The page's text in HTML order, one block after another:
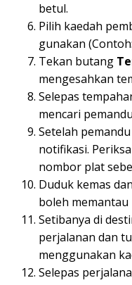
betul.
Pilih kaedah
gunakan
Tekan butang
mengesahkan
Selepas
mencari
Setelah
notifikasi.
nombor plat
Duduk kemas
boleh
Setibanya di
perjalanan dan
menggunakan
Selepas